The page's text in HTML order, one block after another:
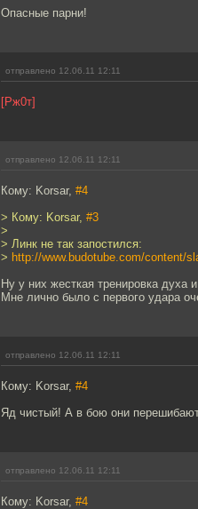
Опасные парни!
отправлено 12.06.11 12:11
[Рж0т]
отправлено 12.06.11 12:11
Кому: Korsar, #4
> Кому: Korsar, #3
>
> Линк не так запостился:
> http://www.budotube.com/content/
Ну у них жесткая тренировка
Мне лично было с первого удара
отправлено 12.06.11 12:11
Кому: Korsar, #4
Яд чистый! А в бою они
отправлено 12.06.11 12:11
Кому: Korsar, #4